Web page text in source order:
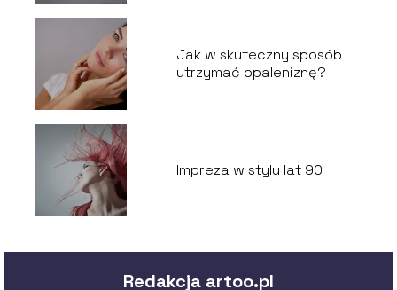
Jak w skuteczny sposób
utrzymać opaleniznę?
Impreza w stylu lat 90
Redakcja artoo.pl